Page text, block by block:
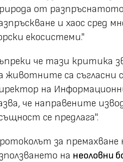
от
и хаос сред
екосистеми."
че тази критика
животните са съгласни
на
че направените
се предлага".
за
на неоловни